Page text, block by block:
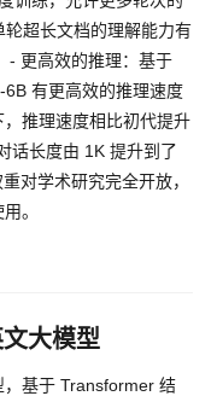
超长文档的理解能力有
- 更高效的推理：基于
有更高效的推理速度
推理速度相比初代提升
话长度由 1K 提升到了
对学术研究完全开放，
。
大模型
基于 Transformer 结